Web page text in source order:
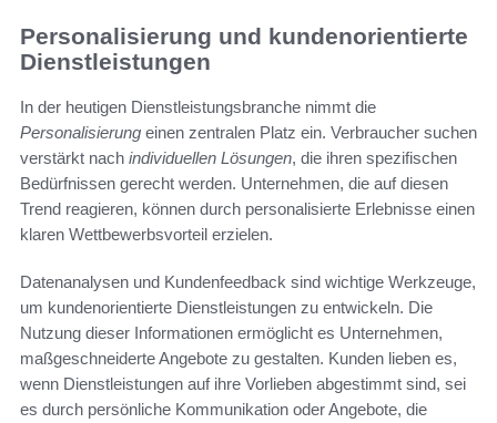
Personalisierung und kundenorientierte
Dienstleistungen
In der heutigen Dienstleistungsbranche nimmt die
Personalisierung einen zentralen Platz ein. Verbraucher suchen
verstärkt nach individuellen Lösungen, die ihren spezifischen
Bedürfnissen gerecht werden. Unternehmen, die auf diesen
Trend reagieren, können durch personalisierte Erlebnisse einen
klaren Wettbewerbsvorteil erzielen.
Datenanalysen und Kundenfeedback sind wichtige Werkzeuge,
um kundenorientierte Dienstleistungen zu entwickeln. Die
Nutzung dieser Informationen ermöglicht es Unternehmen,
maßgeschneiderte Angebote zu gestalten. Kunden lieben es,
wenn Dienstleistungen auf ihre Vorlieben abgestimmt sind, sei
es durch persönliche Kommunikation oder Angebote, die